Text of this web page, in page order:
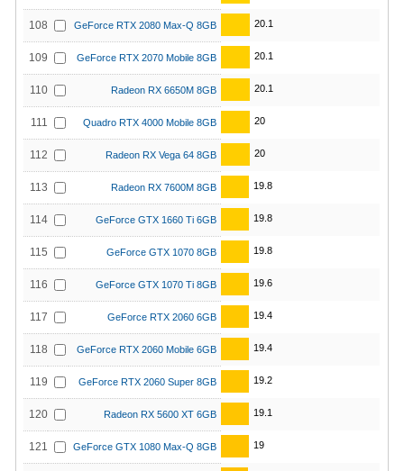
108 GeForce RTX 2080 Max-Q 8GB 20.1
109 GeForce RTX 2070 Mobile 8GB 20.1
110 Radeon RX 6650M 8GB 20.1
111 Quadro RTX 4000 Mobile 8GB 20
112 Radeon RX Vega 64 8GB 20
113 Radeon RX 7600M 8GB 19.8
114 GeForce GTX 1660 Ti 6GB 19.8
115 GeForce GTX 1070 8GB 19.8
116 GeForce GTX 1070 Ti 8GB 19.6
117 GeForce RTX 2060 6GB 19.4
118 GeForce RTX 2060 Mobile 6GB 19.4
119 GeForce RTX 2060 Super 8GB 19.2
120 Radeon RX 5600 XT 6GB 19.1
121 GeForce GTX 1080 Max-Q 8GB 19